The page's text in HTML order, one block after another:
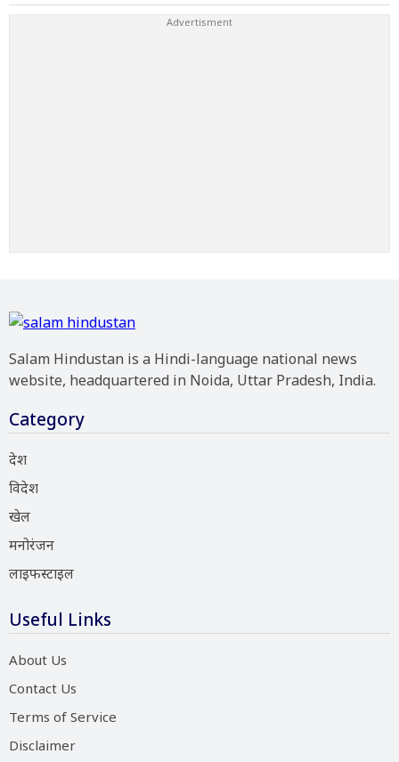
Salam Hindustan is a Hindi-language national news
website, headquartered in Noida, Uttar Pradesh, India.
Category
देश
विदेश
खेल
मनोरंजन
लाइफस्टाइल
Useful Links
About Us
Contact Us
Terms of Service
Disclaimer